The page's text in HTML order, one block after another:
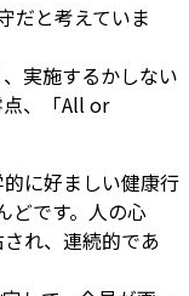
だと考えていま
実施するかしない
、「All or
に好ましい健康行
です。人の心
れ、連続的であ